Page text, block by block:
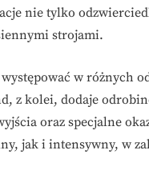
nie tylko
strojami.
w różnych
z kolei, dodaje
oraz specjalne
jak i intensywny, w